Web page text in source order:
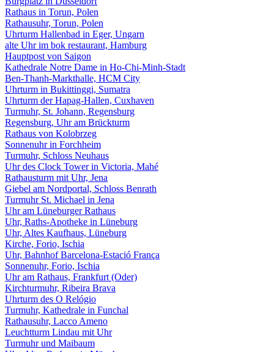
Rathaus in Torun, Polen
Rathausuhr, Torun, Polen
Uhrturm Hallenbad in Eger, Ungarn
alte Uhr im bok restaurant, Hamburg
Hauptpost von Saigon
Kathedrale Notre Dame in Ho-Chi-Minh-Stadt
Ben-Thanh-Markthalle, HCM City
Uhrturm in Bukittinggi, Sumatra
Uhrturm der Hapag-Hallen, Cuxhaven
Turmuhr, St. Johann, Regensburg
Regensburg, Uhr am Brückturm
Rathaus von Kolobrzeg
Sonnenuhr in Forchheim
Turmuhr, Schloss Neuhaus
Uhr des Clock Tower in Victoria, Mahé
Rathausturm mit Uhr, Jena
Giebel am Nordportal, Schloss Benrath
Turmuhr St. Michael in Jena
Uhr am Lüneburger Rathaus
Uhr, Raths-Apotheke in Lüneburg
Uhr, Altes Kaufhaus, Lüneburg
Kirche, Forio, Ischia
Uhr, Bahnhof Barcelona-Estació França
Sonnenuhr, Forio, Ischia
Uhr am Rathaus, Frankfurt (Oder)
Kirchturmuhr, Ribeira Brava
Uhrturm des O Relógio
Turmuhr, Kathedrale in Funchal
Rathausuhr, Lacco Ameno
Leuchtturm Lindau mit Uhr
Turmuhr und Maibaum